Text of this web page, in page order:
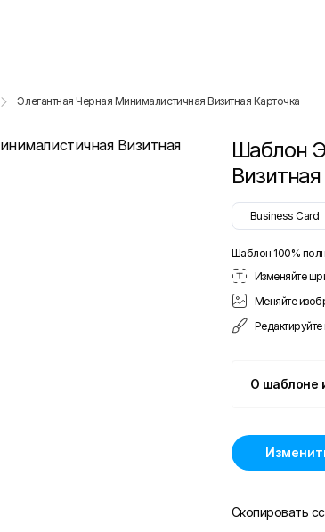
Элегантная Черная Минималистичная Визитная Карточка
Шаблон
Business Card
Шаблон 100%
Изменяйте
Меняйте
О шаблоне
Скопировать